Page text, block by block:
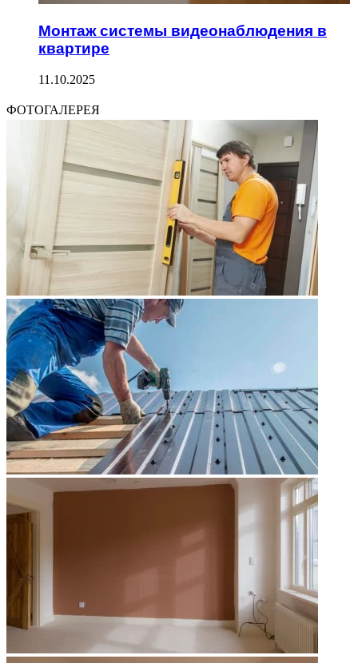
Монтаж системы видеонаблюдения в
квартире
11.10.2025
ФОТОГАЛЕРЕЯ